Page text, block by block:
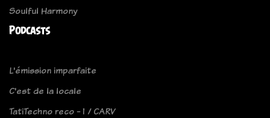
Soulful Harmony
Podcasts
L'émission imparfaite
C'est de la locale
TatiTechno reco - 1 / CARV